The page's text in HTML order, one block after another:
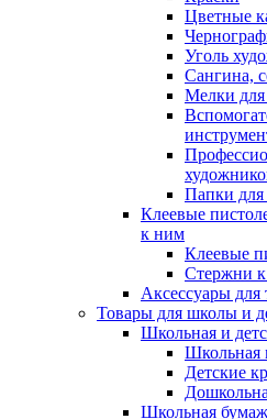
Цветные
Уголь
Сангина,
Мелки для
Папки для
Клеевые
к ним
Клеевые
Стержни к
Аксессуары для
Товары для школы и
Школьная и
Школьная
Детские
Школьная